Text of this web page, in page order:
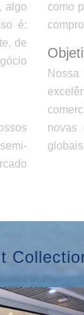
algo
é:
de
como
novas